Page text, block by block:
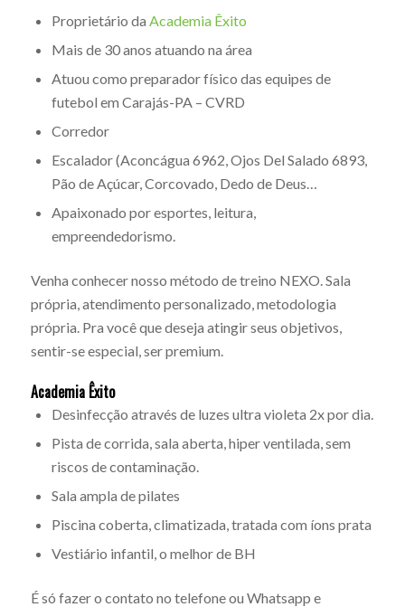
Proprietário da Academia Êxito
Mais de 30 anos atuando na área
Atuou como preparador físico das equipes de
futebol em Carajás-PA – CVRD
Corredor
Escalador (Aconcágua 6962, Ojos Del Salado 6893,
Pão de Açúcar, Corcovado, Dedo de Deus…
Apaixonado por esportes, leitura,
empreendedorismo.
Venha conhecer nosso método de treino NEXO. Sala
própria, atendimento personalizado, metodologia
própria. Pra você que deseja atingir seus objetivos,
sentir-se especial, ser premium.
Academia Êxito
Desinfecção através de luzes ultra violeta 2x por dia.
Pista de corrida, sala aberta, hiper ventilada, sem
riscos de contaminação.
Sala ampla de pilates
Piscina coberta, climatizada, tratada com íons prata
Vestiário infantil, o melhor de BH
É só fazer o contato no telefone ou Whatsapp e